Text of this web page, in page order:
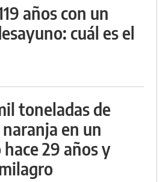
años con un
cuál es el
toneladas de
naranja en un
hace 29 años y